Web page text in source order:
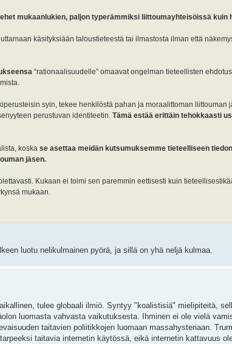
mukaanlukien, paljon typerämmiksi liittoumayhteisöissä kuin
käsityksiään taloustieteestä tai ilmastosta ilman että
“rationaalisuudelle” omaavat ongelman tieteellisten
syin, tekee henkilöstä pahan ja moraalittoman liittouman
perustuvan identiteetin. Tämä estää erittäin tehokkaasti
koska se asettaa meidän kutsumuksemme tieteelliseen
jäsen.
Kukaan ei toimi sen paremmin eettisesti kuin
mukaan.
luotu nelikulmainen pyörä, ja sillä on yhä neljä kulmaa.
tulee globaali ilmiö. Syntyy "koalistisiä" mielipiteitä,
luomasta vahvasta vaikutuksesta. Ihminen ei ole vielä
taitavien poliitikkojen luomaan massahysteriaan.
taitavia internetin käytössä, eikä internetin kattavuus